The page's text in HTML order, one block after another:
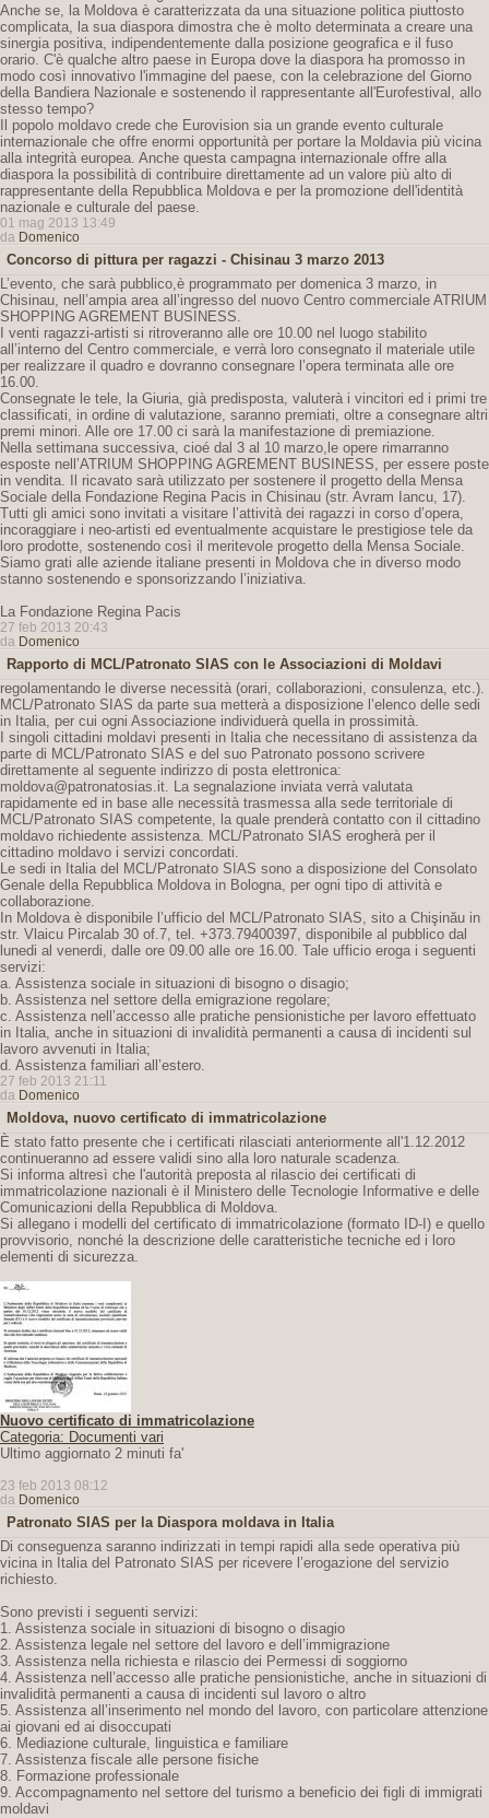
Anche se, la Moldova è caratterizzata da una situazione politica piuttosto
complicata, la sua diaspora dimostra che è molto determinata a creare una
sinergia positiva, indipendentemente dalla posizione geografica e il fuso
orario. C'è qualche altro paese in Europa dove la diaspora ha promosso in
modo così innovativo l'immagine del paese, con la celebrazione del Giorno
della Bandiera Nazionale e sostenendo il rappresentante all'Eurofestival, allo
stesso tempo?
Il popolo moldavo crede che Eurovision sia un grande evento culturale
internazionale che offre enormi opportunità per portare la Moldavia più vicina
alla integrità europea. Anche questa campagna internazionale offre alla
diaspora la possibilità di contribuire direttamente ad un valore più alto di
rappresentante della Repubblica Moldova e per la promozione dell'identità
nazionale e culturale del paese.
01 mag 2013 13:49
da Domenico
Concorso di pittura per ragazzi - Chisinau 3 marzo 2013
L’evento, che sarà pubblico,è programmato per domenica 3 marzo, in
Chisinau, nell’ampia area all’ingresso del nuovo Centro commerciale ATRIUM
SHOPPING AGREMENT BUSINESS.
I venti ragazzi-artisti si ritroveranno alle ore 10.00 nel luogo stabilito
all’interno del Centro commerciale, e verrà loro consegnato il materiale utile
per realizzare il quadro e dovranno consegnare l’opera terminata alle ore
16.00.
Consegnate le tele, la Giuria, già predisposta, valuterà i vincitori ed i primi tre
classificati, in ordine di valutazione, saranno premiati, oltre a consegnare altri
premi minori. Alle ore 17.00 ci sarà la manifestazione di premiazione.
Nella settimana successiva, cioé dal 3 al 10 marzo,le opere rimarranno
esposte nell’ATRIUM SHOPPING AGREMENT BUSINESS, per essere poste
in vendita. Il ricavato sarà utilizzato per sostenere il progetto della Mensa
Sociale della Fondazione Regina Pacis in Chisinau (str. Avram Iancu, 17).
Tutti gli amici sono invitati a visitare l’attività dei ragazzi in corso d’opera,
incoraggiare i neo-artisti ed eventualmente acquistare le prestigiose tele da
loro prodotte, sostenendo così il meritevole progetto della Mensa Sociale.
Siamo grati alle aziende italiane presenti in Moldova che in diverso modo
stanno sostenendo e sponsorizzando l’iniziativa.
La Fondazione Regina Pacis
27 feb 2013 20:43
da Domenico
Rapporto di MCL/Patronato SIAS con le Associazioni di Moldavi
regolamentando le diverse necessità (orari, collaborazioni, consulenza, etc.).
MCL/Patronato SIAS da parte sua metterà a disposizione l’elenco delle sedi
in Italia, per cui ogni Associazione individuerà quella in prossimità.
I singoli cittadini moldavi presenti in Italia che necessitano di assistenza da
parte di MCL/Patronato SIAS e del suo Patronato possono scrivere
direttamente al seguente indirizzo di posta elettronica:
moldova@patronatosias.it. La segnalazione inviata verrà valutata
rapidamente ed in base alle necessità trasmessa alla sede territoriale di
MCL/Patronato SIAS competente, la quale prenderà contatto con il cittadino
moldavo richiedente assistenza. MCL/Patronato SIAS erogherà per il
cittadino moldavo i servizi concordati.
Le sedi in Italia del MCL/Patronato SIAS sono a disposizione del Consolato
Genale della Repubblica Moldova in Bologna, per ogni tipo di attività e
collaborazione.
In Moldova è disponibile l’ufficio del MCL/Patronato SIAS, sito a Chişinău in
str. Vlaicu Pircalab 30 of.7, tel. +373.79400397, disponibile al pubblico dal
lunedi al venerdi, dalle ore 09.00 alle ore 16.00. Tale ufficio eroga i seguenti
servizi:
a. Assistenza sociale in situazioni di bisogno o disagio;
b. Assistenza nel settore della emigrazione regolare;
c. Assistenza nell’accesso alle pratiche pensionistiche per lavoro effettuato
in Italia, anche in situazioni di invalidità permanenti a causa di incidenti sul
lavoro avvenuti in Italia;
d. Assistenza familiari all’estero.
27 feb 2013 21:11
da Domenico
Moldova, nuovo certificato di immatricolazione
È stato fatto presente che i certificati rilasciati anteriormente all'1.12.2012
continueranno ad essere validi sino alla loro naturale scadenza.
Si informa altresì che l'autorità preposta al rilascio dei certificati di
immatricolazione nazionali è il Ministero delle Tecnologie Informative e delle
Comunicazioni della Repubblica di Moldova.
Si allegano i modelli del certificato di immatricolazione (formato ID-I) e quello
provvisorio, nonché la descrizione delle caratteristiche tecniche ed i loro
elementi di sicurezza.
Nuovo certificato di immatricolazione
Categoria: Documenti vari
Ultimo aggiornato 2 minuti fa'
23 feb 2013 08:12
da Domenico
Patronato SIAS per la Diaspora moldava in Italia
Di conseguenza saranno indirizzati in tempi rapidi alla sede operativa più
vicina in Italia del Patronato SIAS per ricevere l’erogazione del servizio
richiesto.
Sono previsti i seguenti servizi:
1. Assistenza sociale in situazioni di bisogno o disagio
2. Assistenza legale nel settore del lavoro e dell’immigrazione
3. Assistenza nella richiesta e rilascio dei Permessi di soggiorno
4. Assistenza nell’accesso alle pratiche pensionistiche, anche in situazioni di
invalidità permanenti a causa di incidenti sul lavoro o altro
5. Assistenza all’inserimento nel mondo del lavoro, con particolare attenzione
ai giovani ed ai disoccupati
6. Mediazione culturale, linguistica e familiare
7. Assistenza fiscale alle persone fisiche
8. Formazione professionale
9. Accompagnamento nel settore del turismo a beneficio dei figli di immigrati
moldavi